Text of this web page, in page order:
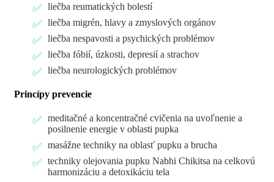
liečba reumatických bolestí
liečba migrén, hlavy a zmyslových orgánov
liečba nespavosti a psychických problémov
liečba fóbií, úzkosti, depresií a strachov
liečba neurologických problémov
Princípy prevencie
meditačné a koncentračné cvičenia na uvoľnenie a
posilnenie energie v oblasti pupka
masážne techniky na oblasť pupku a brucha
techniky olejovania pupku Nabhi Chikitsa na celkovú
harmonizáciu a detoxikáciu tela